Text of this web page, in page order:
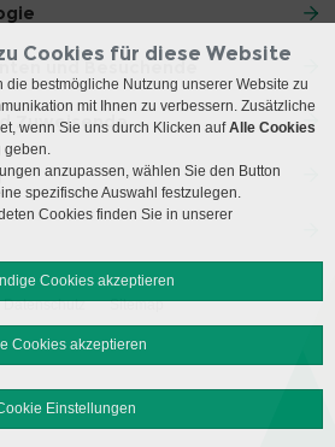
und Besuchende
Zuweisende
Datenschutz Sitemap
Cookies für diese Website
die bestmögliche Nutzung unserer Website zu
mit Ihnen zu verbessern. Zusätzliche
wenn Sie uns durch Klicken aufAlle Cookies
geben.
anzupassen, wählen Sie den Button
spezifische Auswahl festzulegen.
Cookies finden Sie in unserer
Cookies akzeptieren
Cookies akzeptieren
Einstellungen